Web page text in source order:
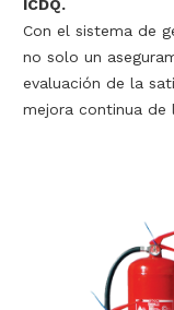
ICDQ.
Con el sistema de
no solo un
evaluación de la
mejora continua de